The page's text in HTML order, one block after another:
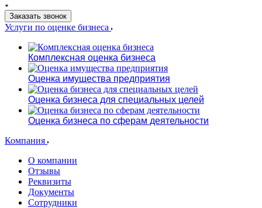
Заказать звонок
Услуги по оценке бизнеса
Комплексная оценка бизнеса
Оценка имущества предприятия
Оценка бизнеса для специальных целей
Оценка бизнеса по сферам деятельности
Компания
О компании
Отзывы
Реквизиты
Документы
Сотрудники